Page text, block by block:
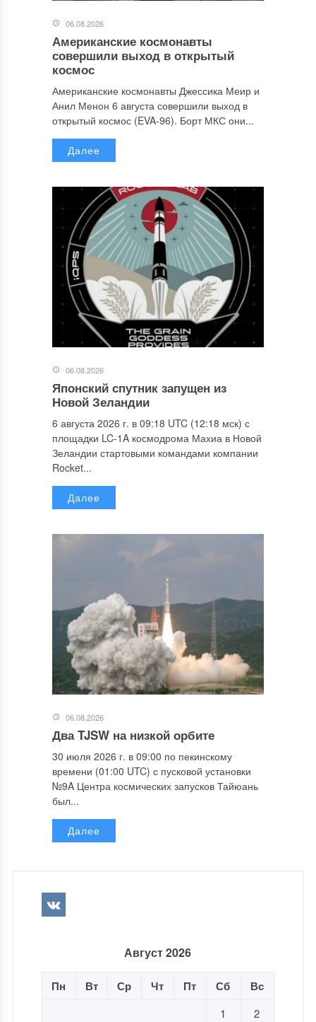
06.08.2026
Американские космонавты
совершили выход в открытый
космос
Американские космонавты Джессика Меир и
Анил Менон 6 августа совершили выход в
открытый космос (EVA-96). Борт МКС они...
Далее
06.08.2026
Японский спутник запущен из
Новой Зеландии
6 августа 2026 г. в 09:18 UTC (12:18 мск) с
площадки LC-1A космодрома Махиа в Новой
Зеландии стартовыми командами компании
Rocket...
Далее
06.08.2026
Два TJSW на низкой орбите
30 июля 2026 г. в 09:00 по пекинскому
времени (01:00 UTC) с пусковой установки
№9A Центра космических запусков Тайюань
был...
Далее
Август 2026
Пн Вт Ср Чт Пт Сб Вс
1
2